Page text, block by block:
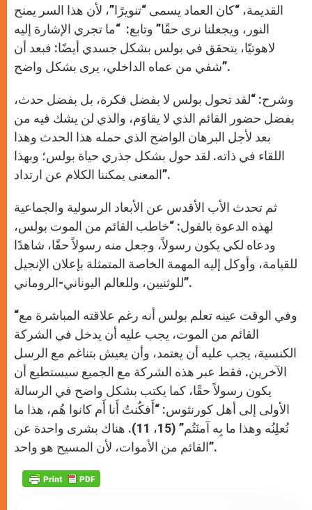
القديمة، “كان العماد يسمى “تنويرًا”، لأن هذا السر يمنح
النور، ويجعلنا نرى حقًا” وتابع: “ما تجري الإشارة إليه
لاهوتيًا، يتحقق في بولس بشكل جسدي أيضًا: فبعد أن
شفي من عماه الداخلي، يرى بشكل واضح”.
وشرح: “لقد تحول بولس لا بفضل فكرة، بل بفضل حدث،
بفضل حضور القائم الذي لا يقاوَم، والذي لن يشك فيه من
بعد لأجل البرهان الواضح الذي حمله هذا الحدث وهذا
اللقاء في ذاته. لقد حول بشكل جذري حياة بولس؛ وبهذا
المعنى يمكننا الكلام عن ارتداد”.
ثم تحدث الأب الأقدس عن الأبعاد الرسولية والجماعية
لهذه الدعوة بالقول: “خاطب القائم من الموت بولس،
ودعاه لكي يكون رسولاً، وجعل منه رسولاً حقًا، شاهدًا
للقيامة، وأوكل إليه المهمة الخاصة المتمثلة بإعلان الإنجيل
للوثنيين، وللعالم اليوناني-الروماني”.
“وفي الوقت عينه تعلم بولس أنه رغم علاقته المباشرة مع
القائم من الموت، يجب عليه أن يدخل في الشركة
الكنسية، يجب عليه أن يعتمد، وأن يعيش بتناغم مع الرسل
الآخرين. فقط عبر هذه الشركة مع الجميع سيستطيع أن
يكون رسولاً حقًا، كما يكتب بشكل واضح في الرسالة
الأولى إلى أهل كورنثوس: “أَفكُنتُ أَنا أَم كانوا هُم، هذا ما
نُعلِنُه وهذا ما بِه آمنَتُم” (15، 11). هناك بشرى واحدة عن
القائم من الأموات، لأن المسيح هو واحد”.